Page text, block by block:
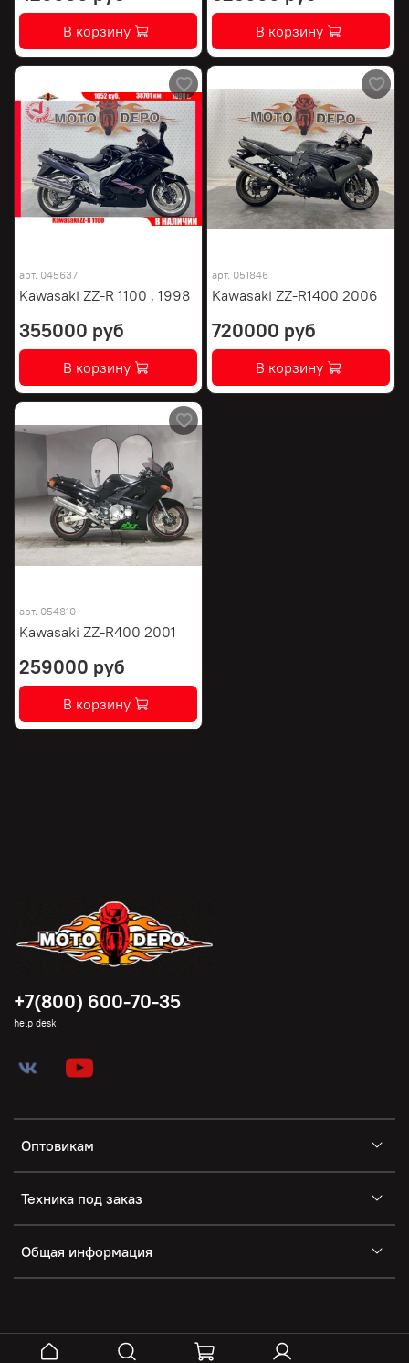
В корзину В корзину
арт. 045637
Kawasaki ZZ-R 1100 , 1998
355000 руб
В корзину
арт. 051846
Kawasaki ZZ-R1400 2006
720000 руб
В корзину
арт. 054810
Kawasaki ZZ-R400 2001
259000 руб
В корзину
Оптовикам
Техника под заказ
Общая информация
+7(800) 600-70-35
help desk